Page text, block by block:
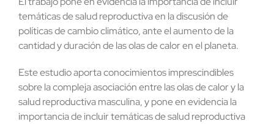
temáticas de salud reproductiva en la discusión de
políticas de cambio climático, ante el aumento de la
cantidad y duración de las olas de calor en el planeta.
Este estudio aporta conocimientos imprescindibles
sobre la compleja asociación entre las olas de calor y la
salud reproductiva masculina, y pone en evidencia la
importancia de incluir temáticas de salud reproductiva